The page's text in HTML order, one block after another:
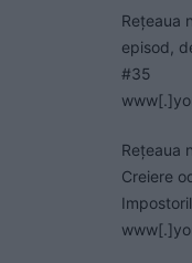
Rețeaua
episod,
#35
Rețeaua
Creiere